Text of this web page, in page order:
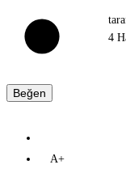
4
Beğen
A+